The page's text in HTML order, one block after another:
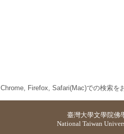
Chrome, Firefox, Safari(Mac)での検索を
臺灣大學文學院佛
National Taiwan